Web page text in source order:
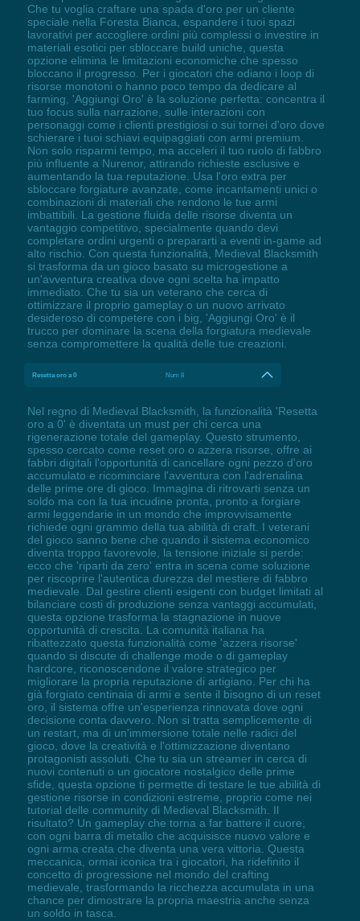
Che tu voglia craftare una spada d'oro per un cliente
speciale nella Foresta Bianca, espandere i tuoi spazi
lavorativi per accogliere ordini più complessi o investire in
materiali esotici per sbloccare build uniche, questa
opzione elimina le limitazioni economiche che spesso
bloccano il progresso. Per i giocatori che odiano i loop di
risorse monotoni o hanno poco tempo da dedicare al
farming, 'Aggiungi Oro' è la soluzione perfetta: concentra il
tuo focus sulla narrazione, sulle interazioni con
personaggi come i clienti prestigiosi o sui tornei d'oro dove
schierare i tuoi schiavi equipaggiati con armi premium.
Non solo risparmi tempo, ma acceleri il tuo ruolo di fabbro
più influente a Nurenor, attirando richieste esclusive e
aumentando la tua reputazione. Usa l'oro extra per
sbloccare forgiature avanzate, come incantamenti unici o
combinazioni di materiali che rendono le tue armi
imbattibili. La gestione fluida delle risorse diventa un
vantaggio competitivo, specialmente quando devi
completare ordini urgenti o prepararti a eventi in-game ad
alto rischio. Con questa funzionalità, Medieval Blacksmith
si trasforma da un gioco basato su microgestione a
un'avventura creativa dove ogni scelta ha impatto
immediato. Che tu sia un veterano che cerca di
ottimizzare il proprio gameplay o un nuovo arrivato
desideroso di competere con i big, 'Aggiungi Oro' è il
trucco per dominare la scena della forgiatura medievale
senza compromettere la qualità delle tue creazioni.
Resetta oro a 0 Num 8
Nel regno di Medieval Blacksmith, la funzionalità 'Resetta
oro a 0' è diventata un must per chi cerca una
rigenerazione totale del gameplay. Questo strumento,
spesso cercato come reset oro o azzera risorse, offre ai
fabbri digitali l'opportunità di cancellare ogni pezzo d'oro
accumulato e ricominciare l'avventura con l'adrenalina
delle prime ore di gioco. Immagina di ritrovarti senza un
soldo ma con la tua incudine pronta, pronto a forgiare
armi leggendarie in un mondo che improvvisamente
richiede ogni grammo della tua abilità di craft. I veterani
del gioco sanno bene che quando il sistema economico
diventa troppo favorevole, la tensione iniziale si perde:
ecco che 'riparti da zero' entra in scena come soluzione
per riscoprire l'autentica durezza del mestiere di fabbro
medievale. Dal gestire clienti esigenti con budget limitati al
bilanciare costi di produzione senza vantaggi accumulati,
questa opzione trasforma la stagnazione in nuove
opportunità di crescita. La comunità italiana ha
ribattezzato questa funzionalità come 'azzera risorse'
quando si discute di challenge mode o di gameplay
hardcore, riconoscendone il valore strategico per
migliorare la propria reputazione di artigiano. Per chi ha
già forgiato centinaia di armi e sente il bisogno di un reset
oro, il sistema offre un'esperienza rinnovata dove ogni
decisione conta davvero. Non si tratta semplicemente di
un restart, ma di un'immersione totale nelle radici del
gioco, dove la creatività e l'ottimizzazione diventano
protagonisti assoluti. Che tu sia un streamer in cerca di
nuovi contenuti o un giocatore nostalgico delle prime
sfide, questa opzione ti permette di testare le tue abilità di
gestione risorse in condizioni estreme, proprio come nei
tutorial delle community di Medieval Blacksmith. Il
risultato? Un gameplay che torna a far battere il cuore,
con ogni barra di metallo che acquisisce nuovo valore e
ogni arma creata che diventa una vera vittoria. Questa
meccanica, ormai iconica tra i giocatori, ha ridefinito il
concetto di progressione nel mondo del crafting
medievale, trasformando la ricchezza accumulata in una
chance per dimostrare la propria maestria anche senza
un soldo in tasca.